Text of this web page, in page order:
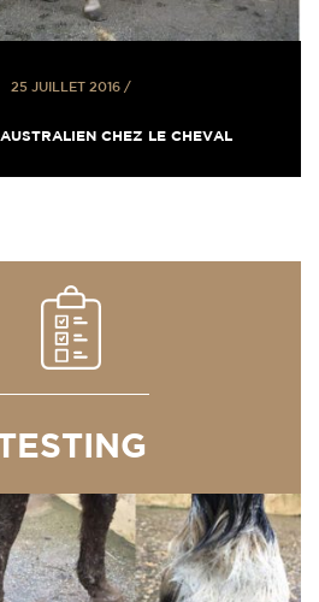
25 JUILLET 2016/
CHEZ LE CHEVAL